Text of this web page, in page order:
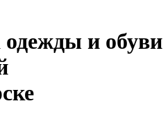
и обуви